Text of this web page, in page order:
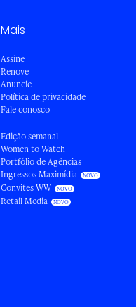
Mais
Assine
Renove
Anuncie
Política de privacidade
Fale conosco
Edição semanal
Women to Watch
Portfólio de Agências
Ingressos Maximídia
Convites WW
Retail Media